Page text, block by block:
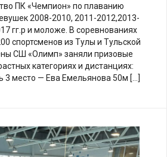
ПК «Чемпион» по плаванию
2008-2010, 2011-2012,2013-
гг.р и моложе. В соревнованиях
спортсменов из Тулы и Тульской
СШ «Олимп» заняли призовые
категориях и дистанциях:
3 место — Ева Емельянова 50м […]